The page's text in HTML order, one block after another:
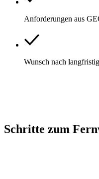
Anforderungen aus
Wunsch nach
Schritte zum